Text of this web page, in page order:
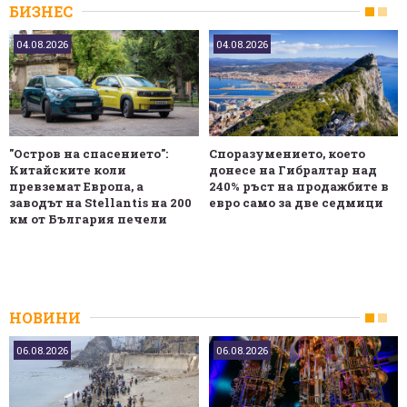
БИЗНЕС
04.08.2026
"Остров на спасението":
Китайските коли
превземат Европа, а
заводът на Stellantis на 200
км от България печели
04.08.2026
Споразумението, което
донесе на Гибралтар над
240% ръст на продажбите в
евро само за две седмици
НОВИНИ
06.08.2026 06.08.2026